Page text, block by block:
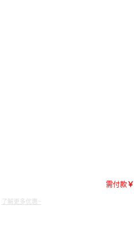
需付款￥
了解更多优惠~